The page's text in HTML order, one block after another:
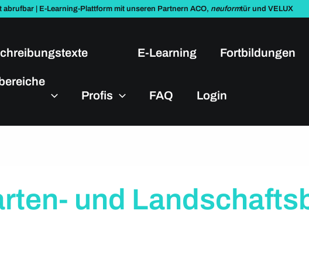
abrufbar | E-Learning-Plattform mit unseren Partnern ACO, neuformtür und VELUX
E-Learning Fortbildungen
Profis
FAQ Login
und